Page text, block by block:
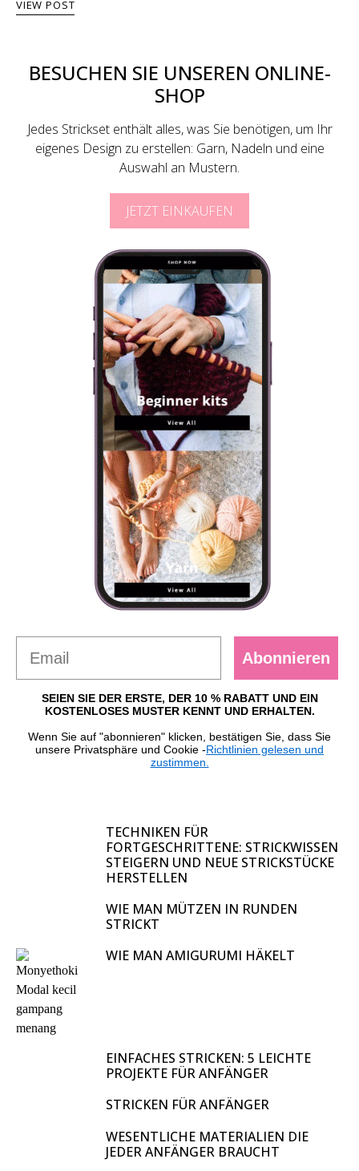
VIEW POST
BESUCHEN SIE UNSEREN ONLINE-
SHOP
Jedes Strickset enthält alles, was Sie benötigen, um Ihr
eigenes Design zu erstellen: Garn, Nadeln und eine
Auswahl an Mustern.
JETZT EINKAUFEN
Abonnieren
SEIEN SIE DER ERSTE, DER 10 % RABATT UND EIN
KOSTENLOSES MUSTER KENNT UND ERHALTEN.
Wenn Sie auf "abonnieren" klicken, bestätigen Sie, dass Sie
unsere Privatsphäre und Cookie -Richtlinien gelesen und
zustimmen.
TECHNIKEN FÜR
FORTGESCHRITTENE: STRICKWISSEN
STEIGERN UND NEUE STRICKSTÜCKE
HERSTELLEN
WIE MAN MÜTZEN IN RUNDEN
STRICKT
WIE MAN AMIGURUMI HÄKELT
EINFACHES STRICKEN: 5 LEICHTE
PROJEKTE FÜR ANFÄNGER
STRICKEN FÜR ANFÄNGER
WESENTLICHE MATERIALIEN DIE
JEDER ANFÄNGER BRAUCHT